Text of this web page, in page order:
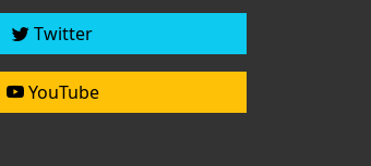
Twitter
YouTube